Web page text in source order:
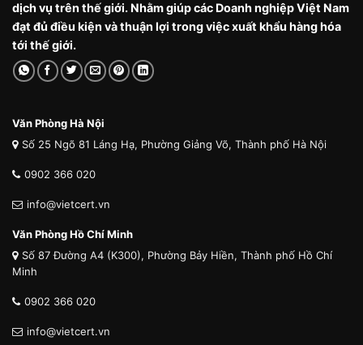
dịch vụ trên thế giới. Nhằm giúp các Doanh nghiệp Việt Nam
đạt đủ điều kiện và thuận lợi trong việc xuất khẩu hàng hóa
tới thế giới.
Văn Phòng Hà Nội
Số 25 Ngõ 81 Láng Hạ, Phường Giảng Võ, Thành phố Hà Nội
0902 366 020
info@vietcert.vn
Văn Phòng Hồ Chí Minh
Số 87 Đường A4 (K300), Phường Bảy Hiền, Thành phố Hồ Chí
Minh
0902 366 020
info@vietcert.vn